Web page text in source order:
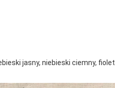
jasny, niebieski ciemny,